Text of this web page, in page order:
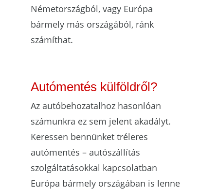
Németországból, vagy Európa
bármely más országából, ránk
számíthat.
Autómentés külföldről?
Az autóbehozatalhoz hasonlóan
számunkra ez sem jelent akadályt.
Keressen bennünket tréleres
autómentés – autószállítás
szolgáltatásokkal kapcsolatban
Európa bármely országában is lenne